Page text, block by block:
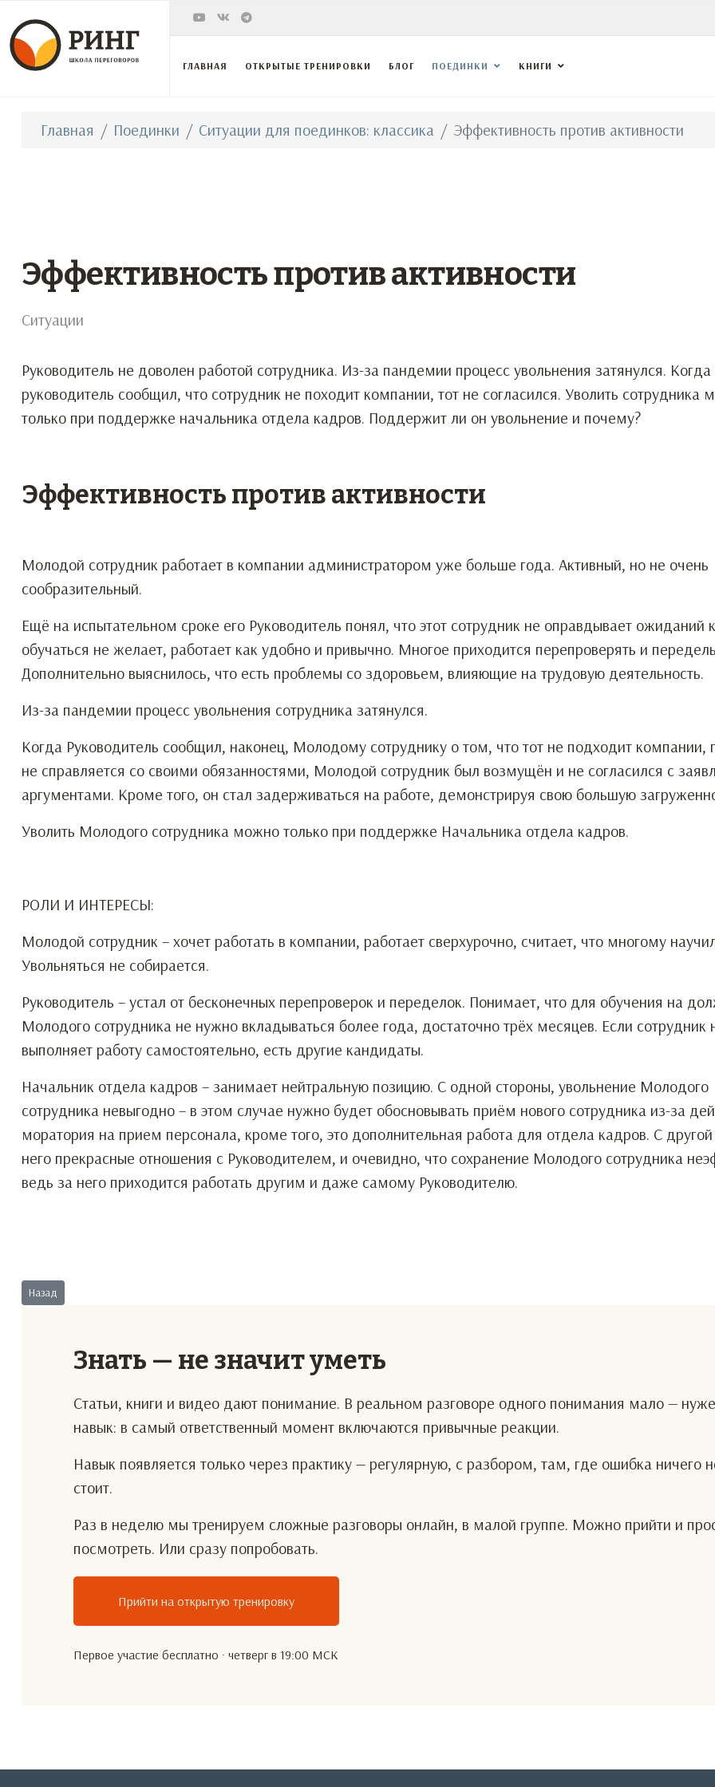
ГЛАВНАЯ ОТКРЫТЫЕ ТРЕНИРОВКИ БЛОГ ПОЕДИНКИ КНИГИ
Главная Поединки Ситуации для поединков: классика Эффективность против активности
Эффективность против активности
Ситуации
Руководитель не доволен работой сотрудника. Из-за пандемии процесс увольнения затянулся. Когда
руководитель сообщил, что сотрудник не походит компании, тот не согласился. Уволить сотрудника
только при поддержке начальника отдела кадров. Поддержит ли он увольнение и почему?
Эффективность против активности
Молодой сотрудник работает в компании администратором уже больше года. Активный, но не очень
сообразительный.
Ещё на испытательном сроке его Руководитель понял, что этот сотрудник не оправдывает ожиданий
обучаться не желает, работает как удобно и привычно. Многое приходится перепроверять и
Дополнительно выяснилось, что есть проблемы со здоровьем, влияющие на трудовую деятельность.
Из-за пандемии процесс увольнения сотрудника затянулся.
Когда Руководитель сообщил, наконец, Молодому сотруднику о том, что тот не подходит компании,
не справляется со своими обязанностями, Молодой сотрудник был возмущён и не согласился с
аргументами. Кроме того, он стал задерживаться на работе, демонстрируя свою большую
Уволить Молодого сотрудника можно только при поддержке Начальника отдела кадров.
РОЛИ И ИНТЕРЕСЫ:
Молодой сотрудник – хочет работать в компании, работает сверхурочно, считает, что многому
Увольняться не собирается.
Руководитель – устал от бесконечных перепроверок и переделок. Понимает, что для обучения на
Молодого сотрудника не нужно вкладываться более года, достаточно трёх месяцев. Если сотрудник
выполняет работу самостоятельно, есть другие кандидаты.
Начальник отдела кадров – занимает нейтральную позицию. С одной стороны, увольнение Молодого
сотрудника невыгодно – в этом случае нужно будет обосновывать приём нового сотрудника из-за
моратория на прием персонала, кроме того, это дополнительная работа для отдела кадров. С
него прекрасные отношения с Руководителем, и очевидно, что сохранение Молодого сотрудника
ведь за него приходится работать другим и даже самому Руководителю.
Предыдущий: Эксклюзивный подарок
Назад
Знать — не значит уметь
Статьи, книги и видео дают понимание. В реальном разговоре одного понимания мало —
навык: в самый ответственный момент включаются привычные реакции.
Навык появляется только через практику — регулярную, с разбором, там, где ошибка ничего
стоит.
Раз в неделю мы тренируем сложные разговоры онлайн, в малой группе. Можно прийти и
посмотреть. Или сразу попробовать.
Прийти на открытую тренировку
Первое участие бесплатно · четверг в 19:00 МСК